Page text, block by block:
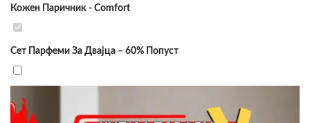
Кожен Паричник - Comfort
Сет Парфеми За Двајца – 60% Попуст